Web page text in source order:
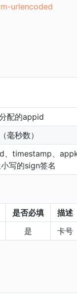
urlencoded
配的appid
毫秒数）
、timestamp、
写的sign签名
是否必填
描述
是
卡号